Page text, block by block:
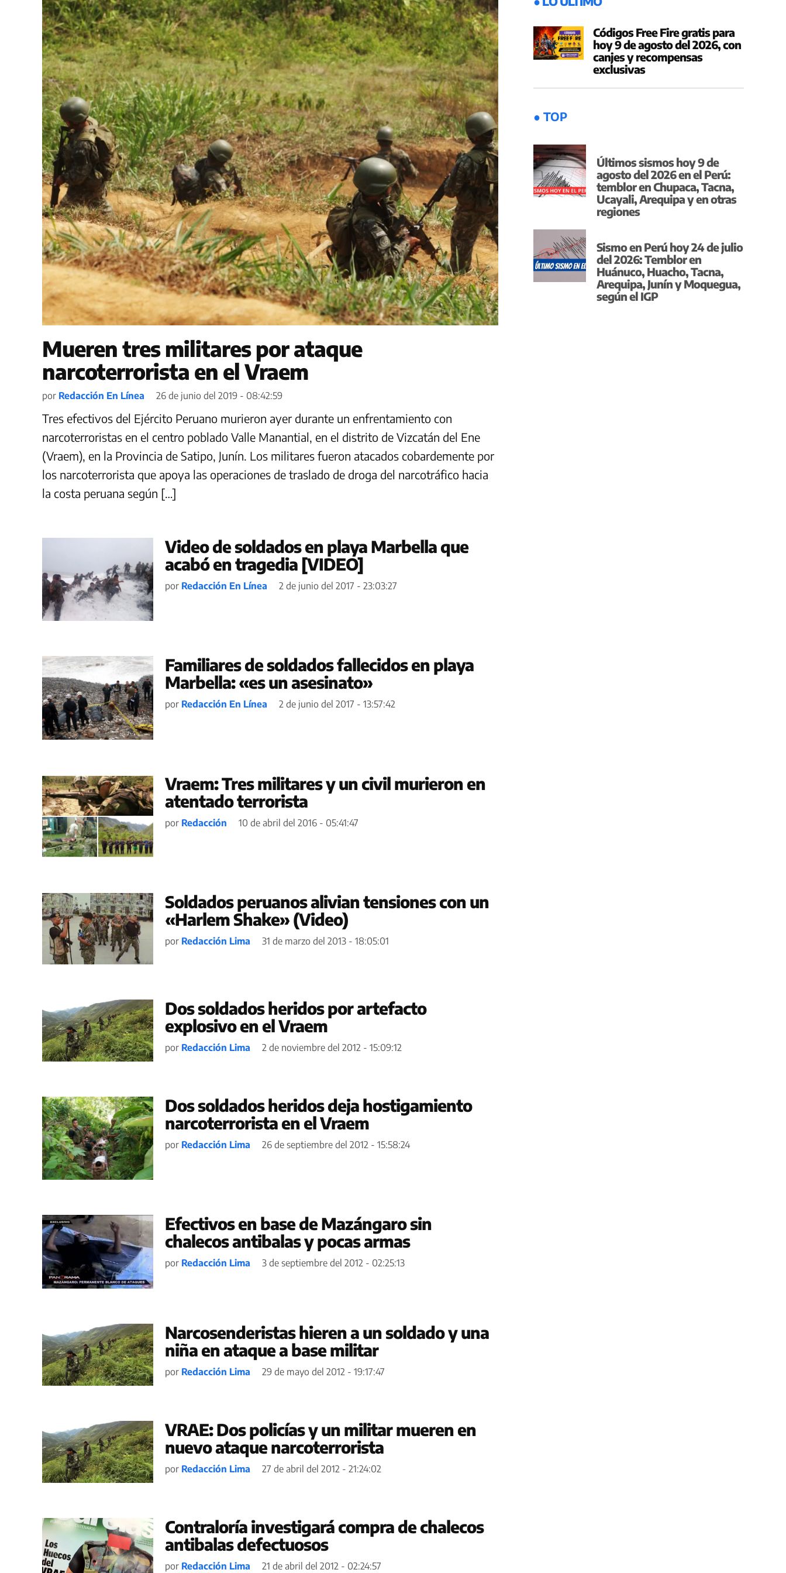
Mueren tres militares por ataque
narcoterrorista en el Vraem
por Redacción En Línea 26 de junio del 2019 - 08:42:59
Tres efectivos del Ejército Peruano murieron ayer durante un enfrentamiento con
narcoterroristas en el centro poblado Valle Manantial, en el distrito de Vizcatán del Ene
(Vraem), en la Provincia de Satipo, Junín. Los militares fueron atacados cobardemente por
los narcoterrorista que apoya las operaciones de traslado de droga del narcotráfico hacia
la costa peruana según […]
Video de soldados en playa Marbella que
acabó en tragedia [VIDEO]
por Redacción En Línea 2 de junio del 2017 - 23:03:27
Familiares de soldados fallecidos en playa
Marbella: «es un asesinato»
por Redacción En Línea 2 de junio del 2017 - 13:57:42
Vraem: Tres militares y un civil murieron en
atentado terrorista
por Redacción 10 de abril del 2016 - 05:41:47
Soldados peruanos alivian tensiones con un
«Harlem Shake» (Video)
por Redacción Lima 31 de marzo del 2013 - 18:05:01
Dos soldados heridos por artefacto
explosivo en el Vraem
por Redacción Lima 2 de noviembre del 2012 - 15:09:12
Dos soldados heridos deja hostigamiento
narcoterrorista en el Vraem
por Redacción Lima 26 de septiembre del 2012 - 15:58:24
Efectivos en base de Mazángaro sin
chalecos antibalas y pocas armas
por Redacción Lima 3 de septiembre del 2012 - 02:25:13
Narcosenderistas hieren a un soldado y una
niña en ataque a base militar
por Redacción Lima 29 de mayo del 2012 - 19:17:47
VRAE: Dos policías y un militar mueren en
nuevo ataque narcoterrorista
por Redacción Lima 27 de abril del 2012 - 21:24:02
Contraloría investigará compra de chalecos
antibalas defectuosos
por Redacción Lima 21 de abril del 2012 - 02:24:57
Códigos Free Fire gratis para
hoy 9 de agosto del 2026, con
canjes y recompensas
exclusivas
● TOP
Últimos sismos hoy 9 de
agosto del 2026 en el Perú:
temblor en Chupaca, Tacna,
Ucayali, Arequipa y en otras
regiones
Sismo en Perú hoy 24 de julio
del 2026: Temblor en
Huánuco, Huacho, Tacna,
Arequipa, Junín y Moquegua,
según el IGP